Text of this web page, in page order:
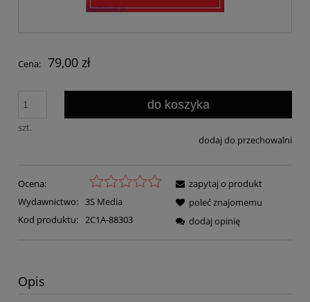
Cena: 79,00 zł
szt.
do koszyka
dodaj do przechowalni
Ocena:
Wydawnictwo: 3S Media
Kod produktu: 2C1A-88303
zapytaj o produkt
poleć znajomemu
dodaj opinię
Opis